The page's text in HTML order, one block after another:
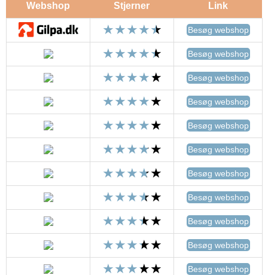
Webshop Stjerner Link
Besøg webshop
Besøg webshop
Besøg webshop
Besøg webshop
Besøg webshop
Besøg webshop
Besøg webshop
Besøg webshop
Besøg webshop
Besøg webshop
Besøg webshop